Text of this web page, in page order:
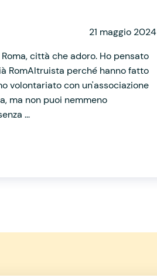
21 maggio 2024
città che adoro. Ho pensato
RomAltruista perché hanno fatto
volontariato con un'associazione
ma non puoi nemmeno
...